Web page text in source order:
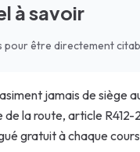
à savoir
être directement
jamais de
la route, article
gratuit à chaque